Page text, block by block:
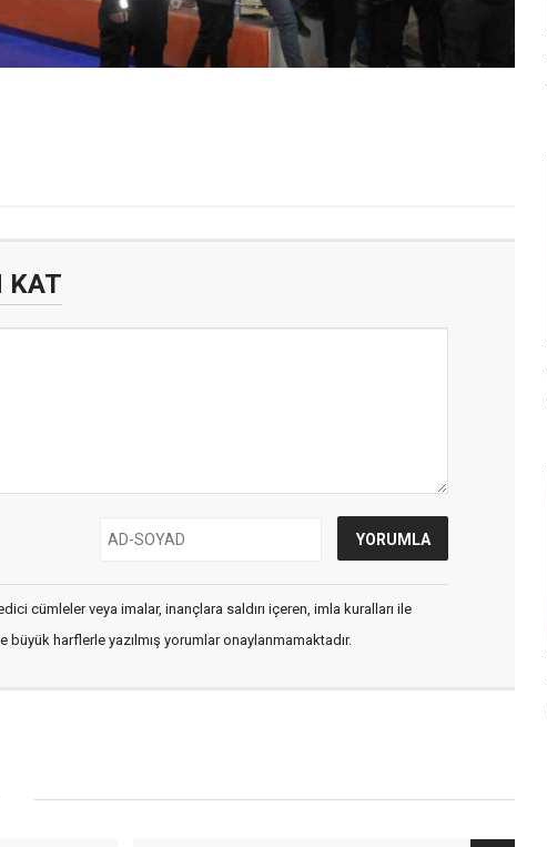
KAT
cümleler veya imalar, inançlara saldırı içeren, imla kuralları ile
büyük harflerle yazılmış yorumlar onaylanmamaktadır.